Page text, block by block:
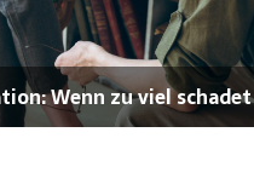
Wenn zu viel schadet